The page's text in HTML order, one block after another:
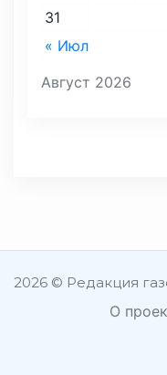
Август 2026
« Июл
31
2026 © Редакция
О